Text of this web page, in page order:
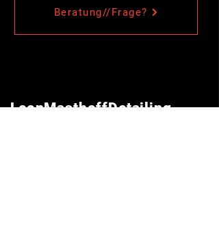
Beratung//Frage?
LeonMasthoffDetailing